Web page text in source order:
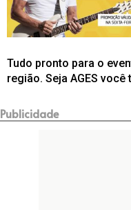
Tudo pronto para o
região. Seja AGES você
Publicidade